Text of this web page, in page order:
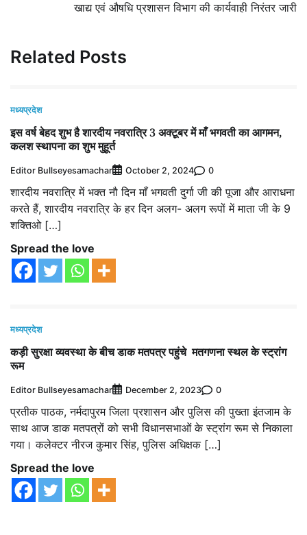
खाद्य एवं औषधि प्रशासन विभाग की कार्यवाही निरंतर जारी
Related Posts
मध्यप्रदेश
इस वर्ष बेहद शुभ है शारदीय नवरात्रि 3 अक्टूबर में माँ भगवती का आगमन,
कलश स्थापना का शुभ मुहूर्त
Editor Bullseyesamachar October 2, 2024 0
शारदीय नवरात्रि में भक्त नौ दिन माँ भगवती दुर्गा जी की पूजा और आराधना
करते हैं, शारदीय नवरात्रि के हर दिन अलग- अलग रूपों में माता जी के 9
शक्तिओ […]
Spread the love
मध्यप्रदेश
कड़ी सुरक्षा व्यवस्था के बीच डाक मतपत्र पहुंचे मतगणना स्थल के स्ट्रांग
रूम
Editor Bullseyesamachar December 2, 2023 0
प्रतीक पाठक, नर्मदापुरम जिला प्रशासन और पुलिस की पुख्ता इंतजाम के
साथ आज डाक मतपत्रों को सभी विधानसभाओं के स्ट्रांग रूम से निकाला
गया। कलेक्टर नीरज कुमार सिंह, पुलिस अधिक्षक […]
Spread the love